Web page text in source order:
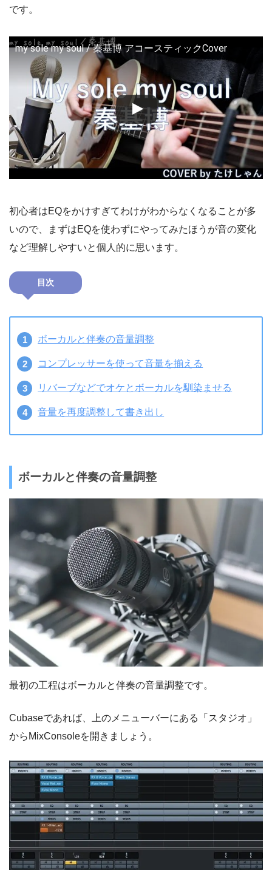
です。
my sole my soul / 秦基博 アコースティックCover
初心者はEQをかけすぎてわけがわからなくなることが多
いので、まずはEQを使わずにやってみたほうが音の変化
など理解しやすいと個人的に思います。
目次
ボーカルと伴奏の音量調整
コンプレッサーを使って音量を揃える
リバーブなどでオケとボーカルを馴染ませる
音量を再度調整して書き出し
ボーカルと伴奏の音量調整
最初の工程はボーカルと伴奏の音量調整です。
Cubaseであれば、上のメニューバーにある「スタジオ」
からMixConsoleを開きましょう。